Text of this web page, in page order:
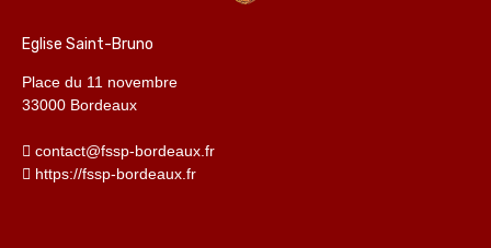
Eglise Saint-Bruno
Place du 11 novembre
33000 Bordeaux
contact@fssp-bordeaux.fr
https://fssp-bordeaux.fr